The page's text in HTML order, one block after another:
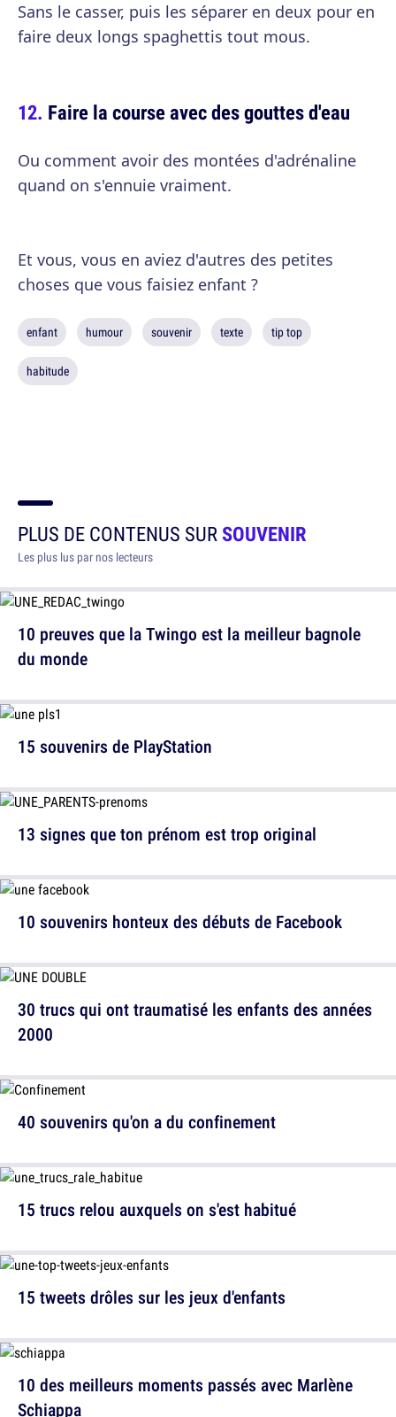
Sans le casser, puis les séparer en deux pour en
faire deux longs spaghettis tout mous.
Faire la course avec des gouttes d'eau
Ou comment avoir des montées d'adrénaline
quand on s'ennuie vraiment.
Et vous, vous en aviez d'autres des petites
choses que vous faisiez enfant ?
enfant humour souvenir texte tip top
habitude
PLUS DE CONTENUS SURSOUVENIR
Les plus lus par nos lecteurs
10 preuves que la Twingo est la meilleur bagnole
du monde
13 signes que ton prénom est trop original
30 trucs qui ont traumatisé les enfants des années
2000
15 trucs relou auxquels on s'est habitué
10 des meilleurs moments passés avec Marlène
Schiappa
15 souvenirs de PlayStation
10 souvenirs honteux des débuts de Facebook
40 souvenirs qu'on a du confinement
15 tweets drôles sur les jeux d'enfants